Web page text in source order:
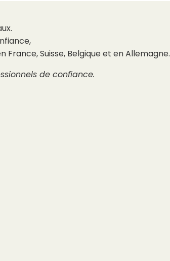
Suisse, Belgique et en Allemagne.
de confiance.